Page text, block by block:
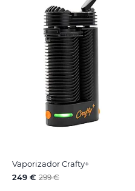
Vaporizador Crafty+
249 € 299 €